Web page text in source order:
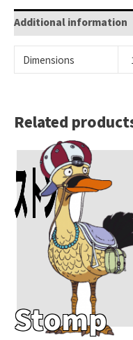
Additional information
Dimensions
Related
ストンプ
Stomp
Add To Cart